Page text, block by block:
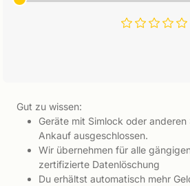
Gut zu wissen:
Geräte mit Simlock oder
Ankauf ausgeschlossen.
Wir übernehmen für alle
zertifizierte Datenlöschung
Du erhältst automatisch mehr